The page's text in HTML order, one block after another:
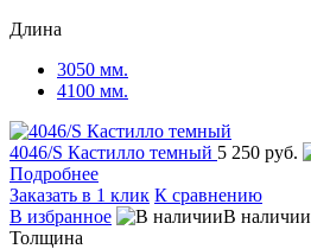
Длина
3050 мм.
4100 мм.
4046/S Кастилло темный 5 250 руб.
Подробнее
Заказать в 1 клик К сравнению
В избранное
В наличии
Толщина